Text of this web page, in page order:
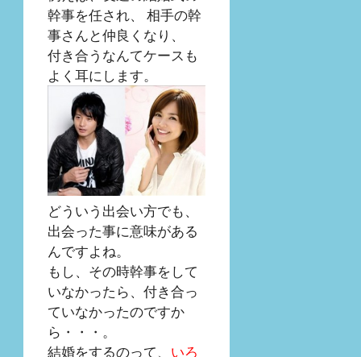
幹事を任され、 相手の幹
事さんと仲良くなり、
付き合うなんてケースも
よく耳にします。
どういう出会い方でも、
出会った事に意味がある
んですよね。
もし、その時幹事をして
いなかったら、付き合っ
ていなかったのですか
ら・・・。
結婚をするのって、 いろ